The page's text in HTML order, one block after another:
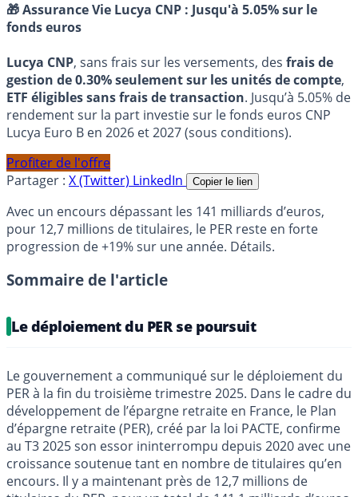
🎁 Assurance Vie Lucya CNP : Jusqu'à 5.05% sur le
fonds euros
Lucya CNP, sans frais sur les versements, des frais de
gestion de 0.30% seulement sur les unités de compte,
ETF éligibles sans frais de transaction. Jusqu’à 5.05% de
rendement sur la part investie sur le fonds euros CNP
Lucya Euro B en 2026 et 2027 (sous conditions).
Profiter de l'offre
Partager : X (Twitter) LinkedIn Copier le lien
Avec un encours dépassant les 141 milliards d’euros,
pour 12,7 millions de titulaires, le PER reste en forte
progression de +19% sur une année. Détails.
Sommaire de l'article
Le déploiement du PER se poursuit
Le gouvernement a communiqué sur le déploiement du
PER à la fin du troisième trimestre 2025. Dans le cadre du
développement de l’épargne retraite en France, le Plan
d’épargne retraite (PER), créé par la loi PACTE, confirme
au T3 2025 son essor ininterrompu depuis 2020 avec une
croissance soutenue tant en nombre de titulaires qu’en
encours. Il y a maintenant près de 12,7 millions de